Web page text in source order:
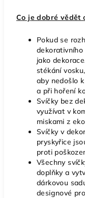
Co je dobré vědět
Pokud se
jako
stékání
aby nedošlo
a při hoření
Svíčky bez
využívat v
miskami z
Svíčky v
pryskyřice
proti
Všechny
doplňky a
dárkovou
designové